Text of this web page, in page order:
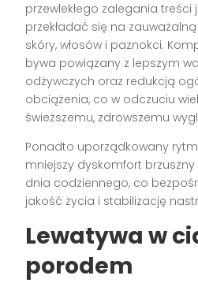
przewlekłego zalegania
przekładać się na
skóry, włosów i paznokci.
bywa powiązany z lepszym
odżywczych oraz redukcją
obciążenia, co w odczuciu
świeższemu, zdrowszemu
Ponadto uporządkowany
mniejszy dyskomfort
dnia codziennego, co
jakość życia i stabilizację
Lewatywa w
porodem